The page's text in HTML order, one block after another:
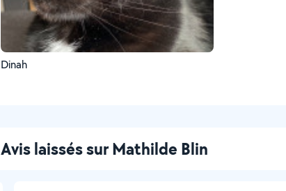
Dinah
Avis laissés sur Mathilde Blin